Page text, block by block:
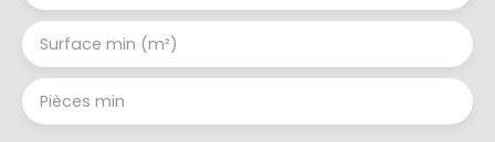
Surface min (m²)
Pièces min